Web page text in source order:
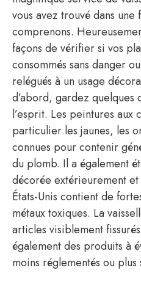
vous avez trouvé dans
comprenons.
façons de vérifier si vos
consommés sans danger
relégués à un usage
d’abord, gardez quelques
l’esprit. Les peintures aux
particulier les jaunes, les
connues pour contenir
du plomb. Il a également
décorée extérieurement
États-Unis contient de
métaux toxiques. La
articles visiblement
également des produits à
moins réglementés ou plus